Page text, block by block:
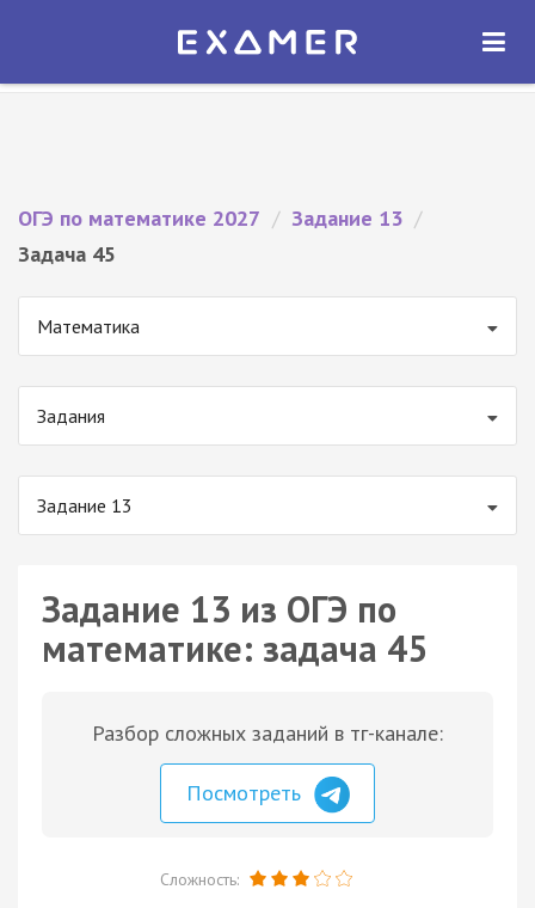
Экзамер — ЕГЭ 2027
ОТКРЫТЬ
ОГЭ по математике 2027 / Задание 13 /
Задача 45
Математика
Задания
Задание 13
Задание 13 из ОГЭ по
математике: задача 45
Разбор сложных заданий в тг-канале:
Посмотреть
Сложность: